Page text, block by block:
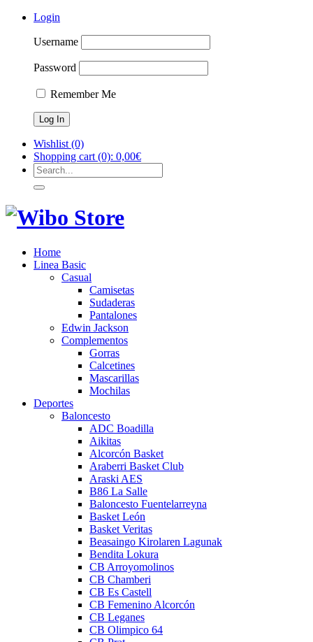
Login
Username
Password
Remember Me
Wishlist (0)
Shopping cart (0): 0,00€
Home
Linea Basic
Casual
Camisetas
Sudaderas
Pantalones
Edwin Jackson
Complementos
Gorras
Calcetines
Mascarillas
Mochilas
Deportes
Baloncesto
ADC Boadilla
Aikitas
Alcorcón Basket
Araberri Basket Club
Araski AES
B86 La Salle
Baloncesto Fuentelarreyna
Basket León
Basket Veritas
Beasaingo Kirolaren Lagunak
Bendita Lokura
CB Arroyomolinos
CB Chamberi
CB Es Castell
CB Femenino Alcorcón
CB Leganes
CB Olimpico 64